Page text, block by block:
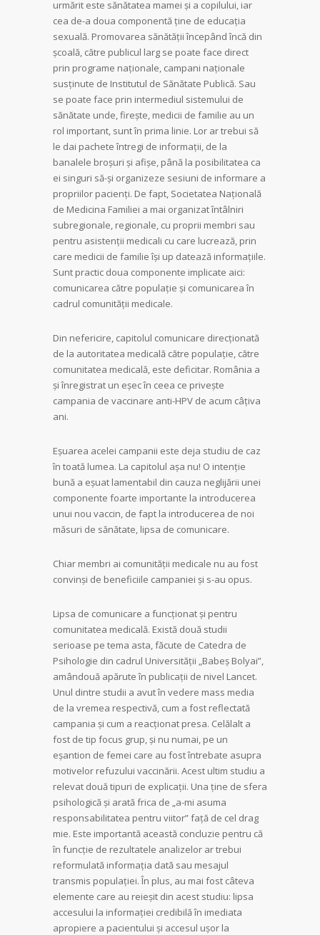
urmărit este sănătatea mamei şi a copilului, iar
cea de-a doua componentă ţine de educaţia
sexuală. Promovarea sănătăţii începând încă din
şcoală, către publicul larg se poate face direct
prin programe naţionale, campani naţionale
susţinute de Institutul de Sănătate Publică. Sau
se poate face prin intermediul sistemului de
sănătate unde, fireşte, medicii de familie au un
rol important, sunt în prima linie. Lor ar trebui să
le dai pachete întregi de informaţii, de la
banalele broşuri şi afişe, până la po­­­­sibilitatea ca
ei singuri să-şi organizeze sesiuni de informare a
propriilor pacienţi. De fapt, Societatea Naţională
de Medicina Familiei a mai organizat întâlniri
subregionale, regionale, cu proprii membri sau
pentru asistenţii medicali cu care lucrează, prin
care medicii de familie îşi up datează informaţiile.
Sunt practic doua componente implicate aici:
comunicarea către populaţie şi comunicarea în
cadrul comunităţii medicale.
Din nefericire, capitolul comunicare direcţionată
de la autoritatea medicală către populaţie, către
comunitatea medicală, este deficitar. România a
şi înregistrat un eşec în ceea ce priveşte
campania de vaccinare anti-HPV de acum câţiva
ani.
Eşuarea acelei campanii este deja studiu de caz
în toată lumea. La capitolul aşa nu! O intenţie
bună a eşuat lamentabil din cauza neglijării unei
componente foarte importante la introducerea
unui nou vaccin, de fapt la introducerea de noi
măsuri de sănătate, lipsa de comunicare.
Chiar membri ai comunităţii medicale nu au fost
convinşi de beneficiile campaniei şi s-au opus.
Lipsa de comunicare a funcţionat şi pentru
comunitatea medicală. Există două studii
serioase pe tema asta, făcute de Catedra de
Psihologie din cadrul Universităţii „Babeş Bolyai”,
amândouă apărute în publicaţii de nivel Lancet.
Unul dintre studii a avut în vedere mass media
de la vremea respectivă, cum a fost reflectată
campania şi cum a reacţionat presa. Celălalt a
fost de tip focus grup, şi nu numai, pe un
eşantion de femei care au fost întrebate asupra
motivelor refuzului vaccinării. Acest ultim studiu a
relevat două tipuri de explicaţii. Una ţine de sfera
psi­hologică şi arată frica de „a-mi asuma
responsabilitatea pentru viitor” faţă de cel drag
mie. Este importantă această concluzie pentru că
în funcţie de rezultatele analizelor ar trebui
reformulată informaţia dată sau mesajul
transmis populaţiei. În plus, au mai fost câteva
elemente care au reieşit din acest studiu: lipsa
accesului la informaţiei credibilă în ime­diata
apropiere a pacientului şi ac­cesul uşor la